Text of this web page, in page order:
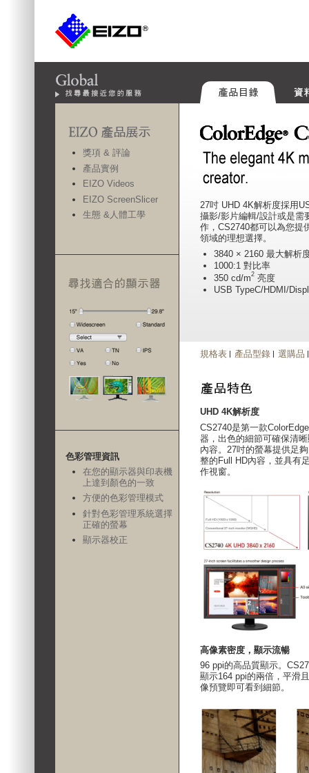
獎項 & 評論
產品實例
EIZO Videos
EIZO ScreenSlicer
生態 &人體工學
色彩管理資訊
在您的顯示器與印表機
上達到顏色的一致
方便的色彩管理模式
針對色彩管理系統選擇
正確的螢幕
顯示器校正
27吋 UHD 4K解析度採用
攝影/影片編輯/設計或是需
作，CS2740都可以為您提
領域的理想選擇。
3840 × 2160 最大解析
1000:1 對比率
350 cd/m2亮度
USB TypeC/HDMI/
規格表 產品型錄 選購品
UHD 4K解析度
CS2740是第一款
器，出色的細節可確保清
內容。27吋的螢幕提供足
整的Full HD內容，並具有
作視窗。
高像素密度，顯示流暢
96 ppi的高品質顯示。
顯示164 ppi的兩倍，平滑
像預覽即可看到細節。